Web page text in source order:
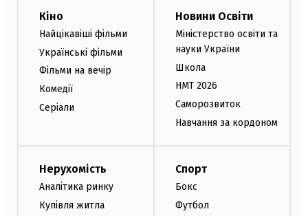
Кіно
Найцікавіші фільми
Українські фільми
Фільми на вечір
Комедії
Серіали
Новини Освіти
Міністерство освіти та
науки України
Школа
НМТ 2026
Саморозвиток
Навчання за кордоном
Нерухомість
Аналітика ринку
Купівля житла
Спорт
Бокс
Футбол